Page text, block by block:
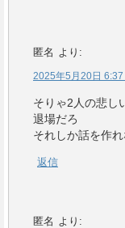
匿名 より:
2025年5月20日 6:37
そりゃ2人の悲し
退場だろ
それしか話を作
返信
匿名 より: